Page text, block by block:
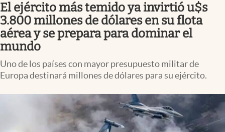
Columnistas
Otras secciones
Apertura
Infotechnology
Clase
El ejército más temido ya invirtió u$s
3.800 millones de dólares en su flota
aérea y se prepara para dominar el
mundo
Uno de los países con mayor presupuesto militar de
Europa destinará millones de dólares para su ejército.